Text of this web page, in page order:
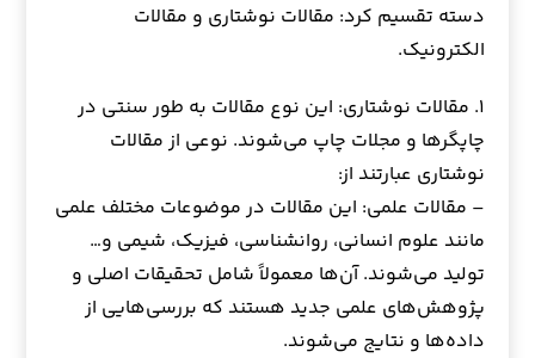
دسته تقسیم کرد: مقالات نوشتاری و مقالات
الکترونیک.
۱. مقالات نوشتاری: این نوع مقالات به طور سنتی در
چاپگرها و مجلات چاپ می‌شوند. نوعی از مقالات
نوشتاری عبارتند از:
– مقالات علمی: این مقالات در موضوعات مختلف علمی
مانند علوم انسانی، روانشناسی، فیزیک، شیمی و…
تولید می‌شوند. آن‌ها معمولاً شامل تحقیقات اصلی و
پژوهش‌های علمی جدید هستند که بررسی‌هایی از
داده‌ها و نتایج می‌شوند.